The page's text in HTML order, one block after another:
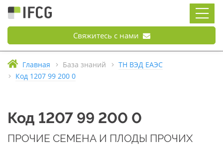
Свяжитесь с нами
Главная База знаний
ТН ВЭД ЕАЭС
Код 1207 99 200 0
Код 1207 99 200 0
ПРОЧИЕ СЕМЕНА И ПЛОДЫ ПРОЧИХ